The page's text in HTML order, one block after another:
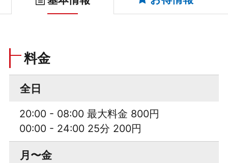
料金
全日
20:00 - 08:00 最大料金 800円
00:00 - 24:00 25分 200円
月〜金